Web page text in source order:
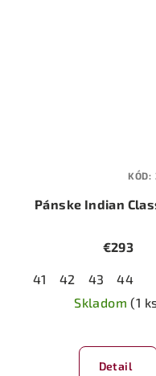
Pánske
€293
41 42 43
44
Skladom(1
Detail
KÓD: